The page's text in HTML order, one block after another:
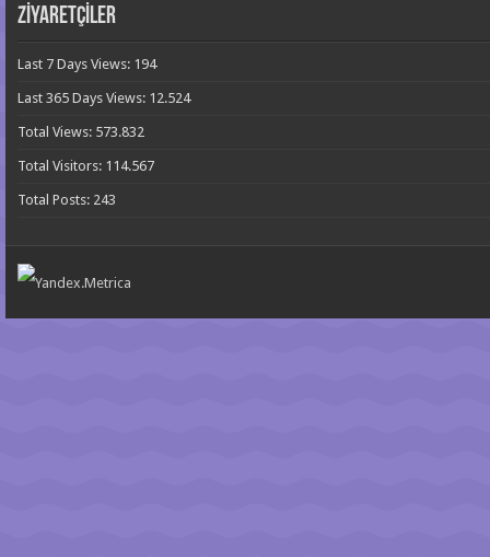
ZİYARETÇİLER
Last 7 Days Views: 194
Last 365 Days Views: 12.524
Total Views: 573.832
Total Visitors: 114.567
Total Posts: 243